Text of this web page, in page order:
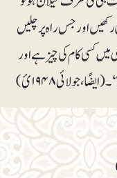
اور جس راہ پر چلیں
میں کسی کام کی چیز ہے اور
جولائی ۱۹۴۸ئ)